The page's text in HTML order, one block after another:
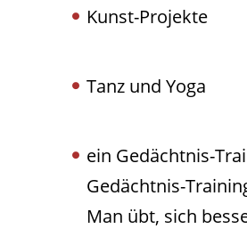
Kunst-Projekte
Tanz und Yoga
ein Gedächtnis-
Gedächtnis-
Man übt, sich